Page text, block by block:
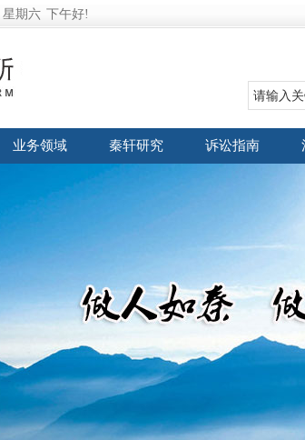
星期六 下午好!
业务领域 秦轩研究 诉讼指南